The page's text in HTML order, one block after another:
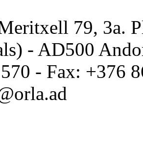
79, 3a.
- AD500
- Fax: +376